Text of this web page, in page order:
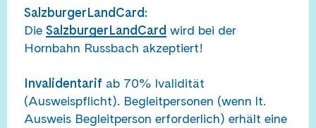
SalzburgerLandCard:
Die SalzburgerLandCard wird bei der
Hornbahn Russbach akzeptiert!
Invalidentarif ab 70% Ivalidität
(Ausweispflicht). Begleitpersonen (wenn lt.
Ausweis Begleitperson erforderlich) erhält eine